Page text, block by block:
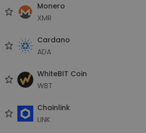
Monero
XMR
Cardano
ADA
WhiteBIT Coin
WBT
Chainlink
LINK